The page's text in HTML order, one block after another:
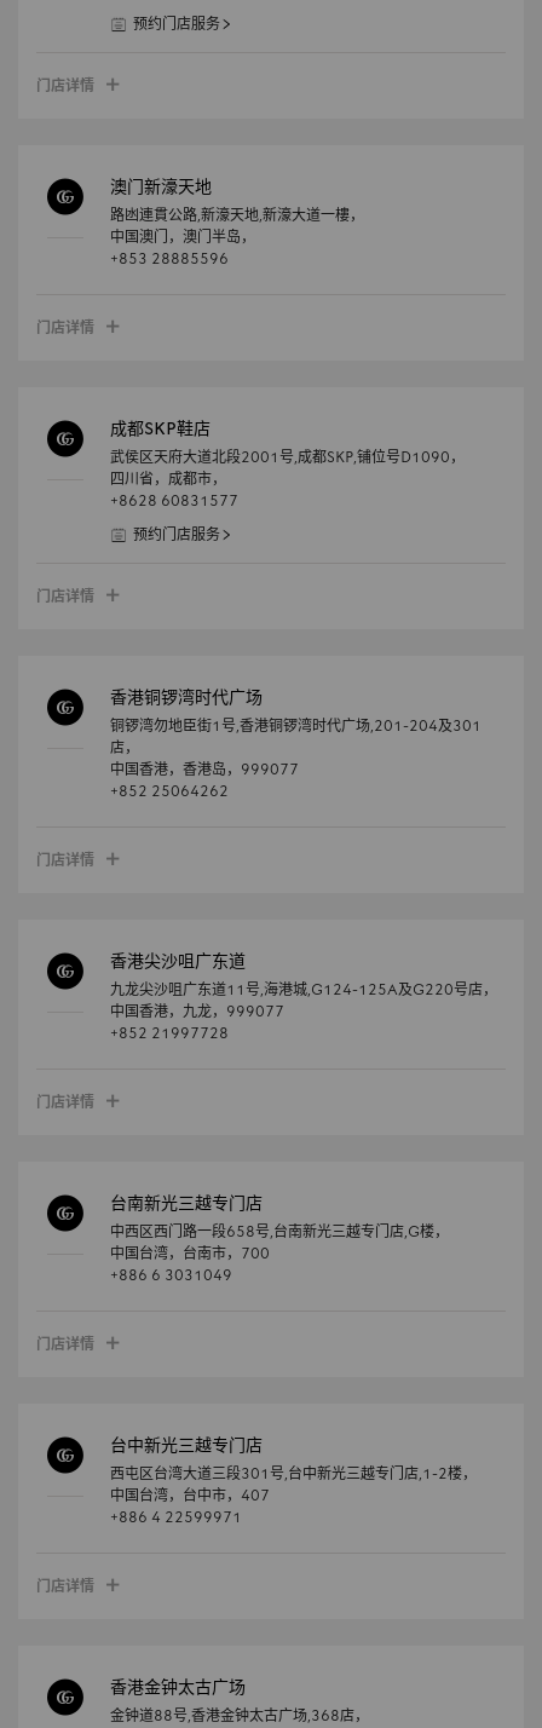
预约门店服务
门店详情
澳门新濠天地
路凼連貫公路,新濠天地,新濠大道一樓，
中国澳门， 澳门半岛，
+853 28885596
门店详情
成都SKP鞋店
武侯区天府大道北段2001号,成都SKP,铺位号D1090，
四川省， 成都市，
+8628 60831577
预约门店服务
门店详情
香港铜锣湾时代广场
铜锣湾勿地臣街1号,香港铜锣湾时代广场,201-204及301
店，
中国香港， 香港岛， 999077
+852 25064262
门店详情
香港尖沙咀广东道
九龙尖沙咀广东道11号,海港城,G124-125A及G220号店，
中国香港， 九龙， 999077
+852 21997728
门店详情
台南新光三越专门店
中西区西门路一段658号,台南新光三越专门店,G楼，
中国台湾， 台南市， 700
+886 6 3031049
门店详情
台中新光三越专门店
西屯区台湾大道三段301号,台中新光三越专门店,1-2楼，
中国台湾， 台中市， 407
+886 4 22599971
门店详情
香港金钟太古广场
金钟道88号,香港金钟太古广场,368店，